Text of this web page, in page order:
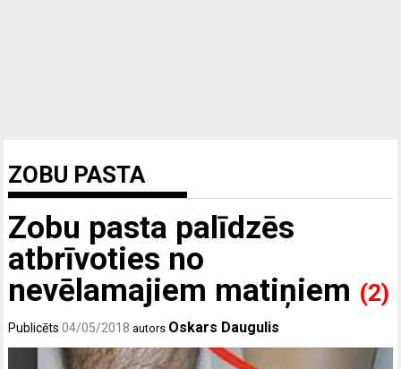
ZOBU PASTA
Zobu pasta palīdzēs
atbrīvoties no
nevēlamajiem matiņiem (2)
Publicēts04/05/2018 autors Oskars Daugulis